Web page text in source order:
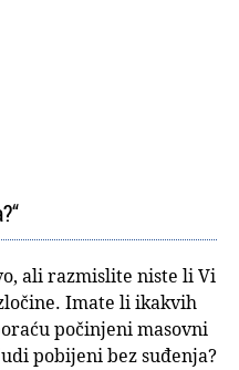
ali razmislite niste li Vi
Imate li ikakvih
počinjeni masovni
pobijeni bez suđenja?